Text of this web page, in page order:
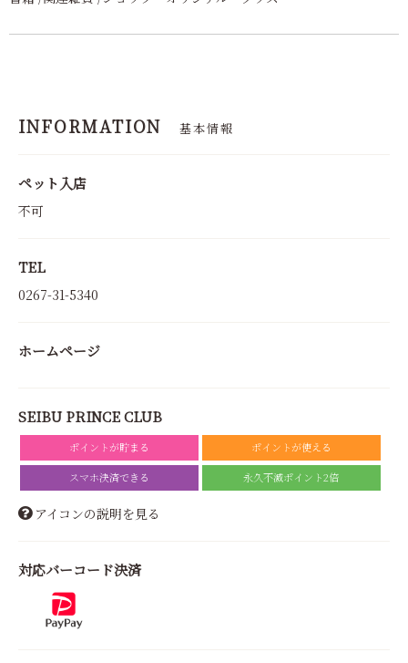
INFORMATION 基本情報
ペット入店
不可
TEL
0267-31-5340
ホームページ
SEIBU PRINCE CLUB
ポイントが貯まる ポイントが使える
スマホ決済できる 永久不滅ポイント2倍
アイコンの説明を見る
対応バーコード決済